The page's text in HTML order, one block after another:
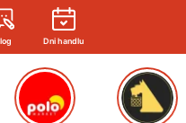
Dni handlu